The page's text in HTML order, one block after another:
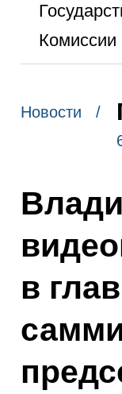
Комиссии
Новости /
в